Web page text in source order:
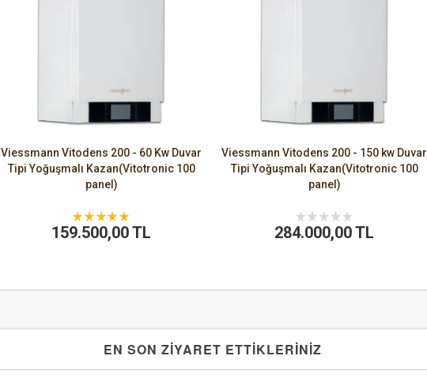
Viessmann Vitodens 200 - 60 Kw Duvar
Tipi Yoğuşmalı Kazan(Vitotronic 100
panel)
159.500,00 TL
Viessmann Vitodens 200 - 150 kw Duvar
Tipi Yoğuşmalı Kazan(Vitotronic 100
panel)
284.000,00 TL
EN SON ZİYARET ETTİKLERİNİZ